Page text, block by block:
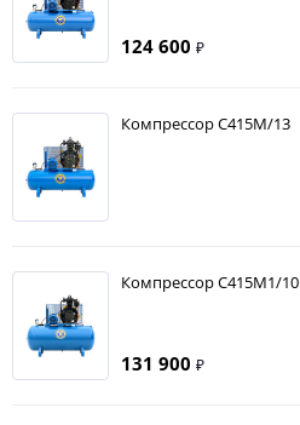
124 600 ₽
Компрессор С415М/13
Компрессор С415М1/10
131 900 ₽